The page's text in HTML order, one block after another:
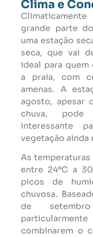
Clima e
grande parte
uma estação
seca, que vai
ideal para
a praia, com
amenas. A
agosto, apesar
chuva,
interessante
vegetação ainda
As temperaturas
entre 24ºC a
picos de
chuvosa.
de
combinarem o